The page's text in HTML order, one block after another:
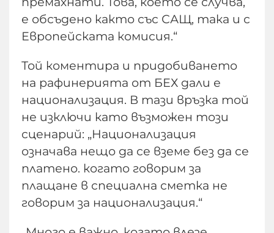
е обсъдено както със САЩ, така и с
Европейската комисия.“
Той коментира и придобиването
на рафинерията от БЕХ дали е
национализация. В тази връзка той
не изключи като възможен този
сценарий: „Национализация
означава нещо да се вземе без да се
платено. когато говорим за
плащане в специална сметка не
говорим за национализация.“